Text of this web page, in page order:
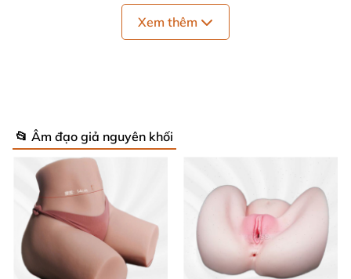
/content/mong-nguyen-khoi-COC-Chuchu-
[IMG]https://data.shopkiss.net/uploads/hinhnd/12425
/content/mong-nguyen-khoi-COC-Chuchu-
3.jpg[/IMG ]
[IMG]https://data.shopkiss.net/uploads/hinhnd/12425
/content/mong-nguyen-khoi-COC-Chuchu-
4.jpg[/IMG]
Xem thêm
📂 Âm đạo giả nguyên khối